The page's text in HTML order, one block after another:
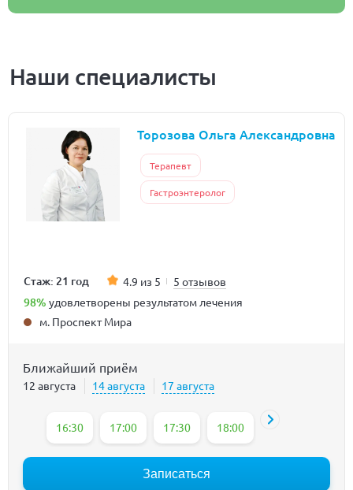
Наши специалисты
Торозова Ольга Александровна
Терапевт
Гастроэнтеролог
Стаж: 21 год 4.9 из 5 5 отзывов
98% удовлетворены результатом лечения
м. Проспект Мира
Ближайший приём
12 августа 14 августа 17 августа
16:30 17:00 17:30 18:00
Записаться